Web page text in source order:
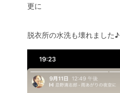
更に
脱衣所の水洗も壊れました♪